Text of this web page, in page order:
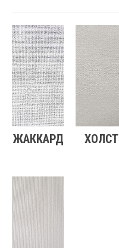
ЖАККАРД ХОЛСТ